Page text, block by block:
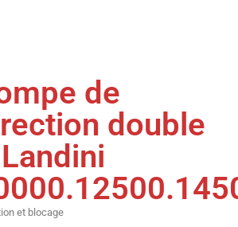
de
double
et blocage